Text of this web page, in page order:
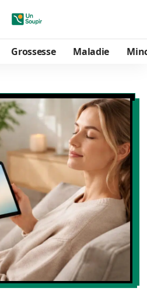
Grossesse Maladie